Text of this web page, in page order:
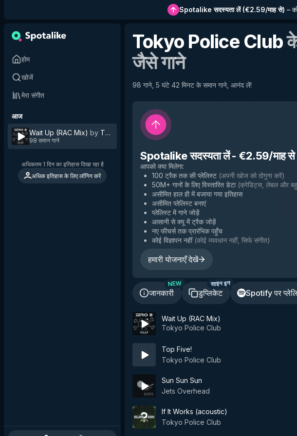
Spotalike सदस्यता लें(€2.59/माह से) –
होम
खोजें
मेरा संगीत
आज
Wait Up (RAC Mix) by Tokyo Police Club
98 समान गाने
अधिकतम 1 दिन का इतिहास दिखा रहा है
अधिक इतिहास के लिए लॉगिन करें
Tokyo Police Club
जैसे गाने
98 गाने, 5 घंटे 42 मिनट के समान गाने, आनंद लें!
Spotalike सदस्यता लें- €2.59/माह से
आपको क्या मिलेगा:
100 ट्रैक तक की प्लेलिस्ट (अपनी खोज को दोगुना करें)
50M+ गानों के लिए विस्तारित डेटा (क्रेडिट्स, लेबल और
असीमित हाल ही में बजाया गया इतिहास
असीमित प्लेलिस्ट बनाएं
प्लेलिस्ट में गाने जोड़ें
आसानी से क्यू में ट्रैक जोड़ें
नए फीचर्स तक प्रारंभिक पहुँच
कोई विज्ञापन नहीं (कोई व्यवधान नहीं, सिर्फ संगीत)
हमारी योजनाएँ देखें
जानकारी
NEW
डुप्लिकेट
साइन इन
Spotify पर
Wait Up (RAC Mix)
Tokyo Police Club
Top Five!
Tokyo Police Club
Sun Sun Sun
Jets Overhead
If It Works (acoustic)
Tokyo Police Club